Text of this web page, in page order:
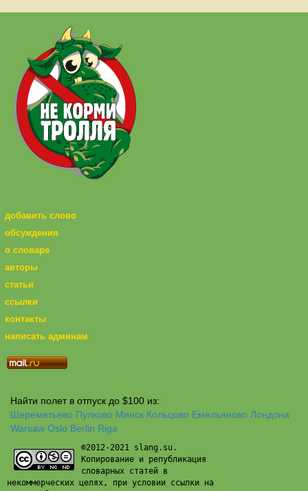
добавить слово
обсуждения
о словаре
авторы
статьи
ссылки
контакты
написать админам
Найти полет в отпуск до $100 из:
Шереметьево Пулково Минск Кольцово Емельяново Лондона
Warsaw Oslo Berlin Riga
©2012-2021 slang.su.
Копирование и републикация
словарных статей в
некоммерческих целях, при условии ссылки на